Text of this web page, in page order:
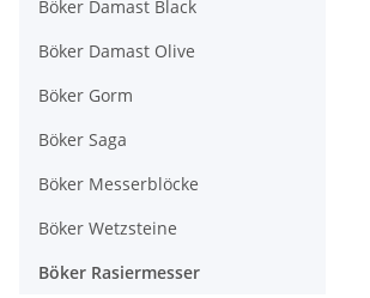
Böker Damast Black
Böker Damast Olive
Böker Gorm
Böker Saga
Böker Messerblöcke
Böker Wetzsteine
Böker Rasiermesser